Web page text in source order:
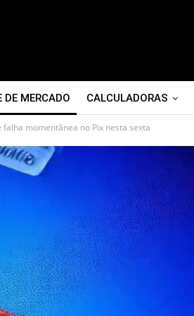
DE MERCADO CALCULADORAS
momentânea no Pix nesta sexta